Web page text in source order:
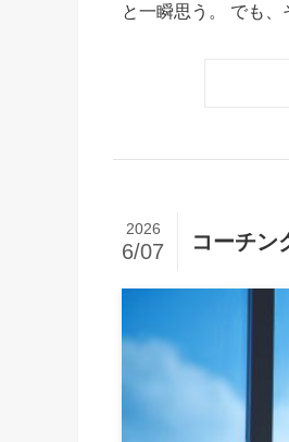
と一瞬思う。 でも
コーチン
2026
6/07